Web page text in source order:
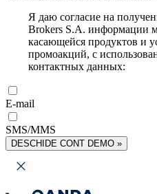
Я даю согласие на
Brokers S.A. информации
касающейся продуктов и
промоакций, с
контактных данных:
E-mail
SMS/MMS
DESCHIDE CONT DEMO »